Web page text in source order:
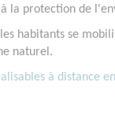
la protection de
habitants se
naturel.
à distance